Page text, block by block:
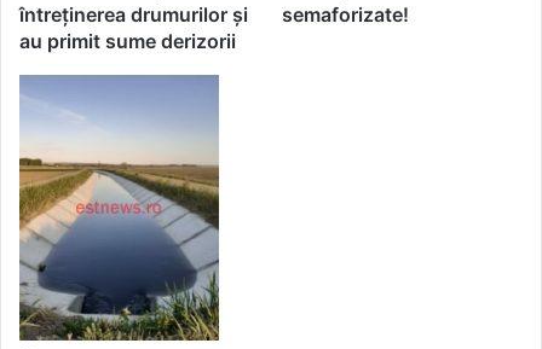
întreținerea drumurilor și
au primit sume derizorii
semaforizate!